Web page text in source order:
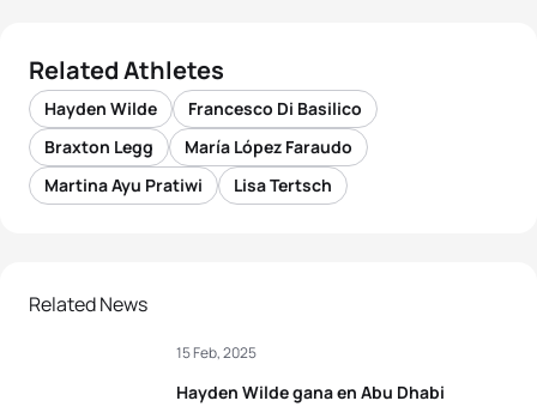
Related Athletes
Hayden Wilde
Francesco Di Basilico
Braxton Legg
María López Faraudo
Martina Ayu Pratiwi
Lisa Tertsch
Related News
Hayden Wilde gana en Abu Dhabi
15 Feb, 2025